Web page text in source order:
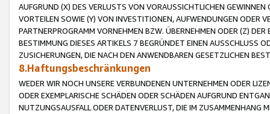
AUFGRUND (X) DES VERLUSTS VON VORAUSSICHTLICHEN
VORTEILEN SOWIE (Y) VON INVESTITIONEN, AUFWENDUNGEN ODER
PARTNERPROGRAMM VORNEHMEN BZW. ÜBERNEHMEN ODER (Z)
BESTIMMUNG DIESES ARTIKELS 7 BEGRÜNDET EINEN AUSSCHLUSS
ZUSICHERUNGEN, DIE NACH DEN ANWENDBAREN GESETZLICHEN
8.Haftungsbeschränkungen
WEDER WIR NOCH UNSERE VERBUNDENEN UNTERNEHMEN ODER
ODER EXEMPLARISCHE SCHÄDEN ODER SCHÄDEN AUFGRUND
NUTZUNGSAUSFALL ODER DATENVERLUST, DIE IM ZUSAMMENHANG